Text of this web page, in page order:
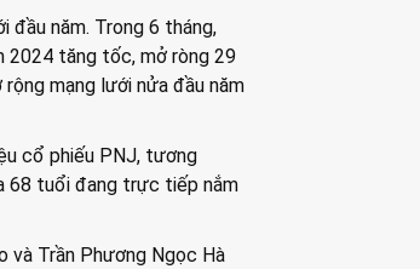
đầu năm. Trong 6 tháng,
2024 tăng tốc, mở ròng 29
mạng lưới nửa đầu năm
cổ phiếu PNJ, tương
68 tuổi đang trực tiếp nắm
và Trần Phương Ngọc Hà